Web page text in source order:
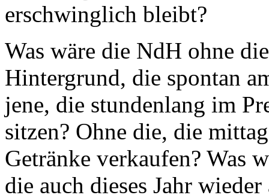
erschwinglich bleibt?
Was wäre die NdH ohne
Hintergrund, die spontan
jene, die stundenlang im
sitzen? Ohne die, die
Getränke verkaufen? Was
die auch dieses Jahr